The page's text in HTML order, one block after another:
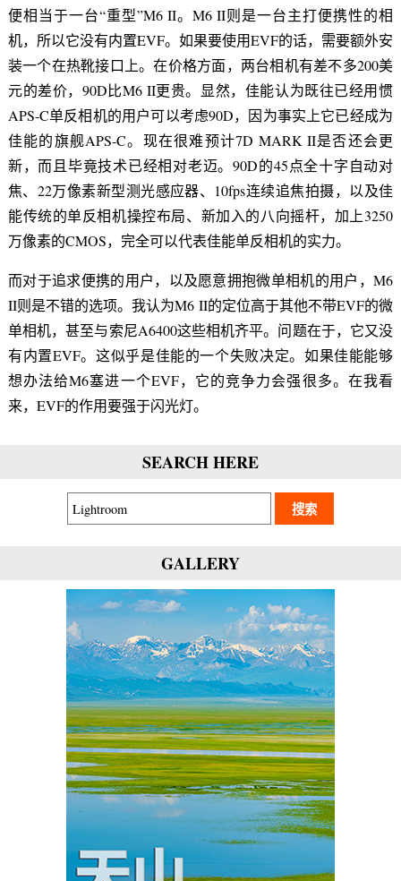
便相当于一台“重型”M6 II。M6 II则是一台主打便携性的相
机，所以它没有内置EVF。如果要使用EVF的话，需要额外安
装一个在热靴接口上。在价格方面，两台相机有差不多200美
元的差价，90D比M6 II更贵。显然，佳能认为既往已经用惯
APS-C单反相机的用户可以考虑90D，因为事实上它已经成为
佳能的旗舰APS-C。现在很难预计7D MARK II是否还会更
新，而且毕竟技术已经相对老迈。90D的45点全十字自动对
焦、22万像素新型测光感应器、10fps连续追焦拍摄，以及佳
能传统的单反相机操控布局、新加入的八向摇杆，加上3250
万像素的CMOS，完全可以代表佳能单反相机的实力。
而对于追求便携的用户，以及愿意拥抱微单相机的用户，M6
II则是不错的选项。我认为M6 II的定位高于其他不带EVF的微
单相机，甚至与索尼A6400这些相机齐平。问题在于，它又没
有内置EVF。这似乎是佳能的一个失败决定。如果佳能能够
想办法给M6塞进一个EVF，它的竞争力会强很多。在我看
来，EVF的作用要强于闪光灯。
SEARCH HERE
GALLERY